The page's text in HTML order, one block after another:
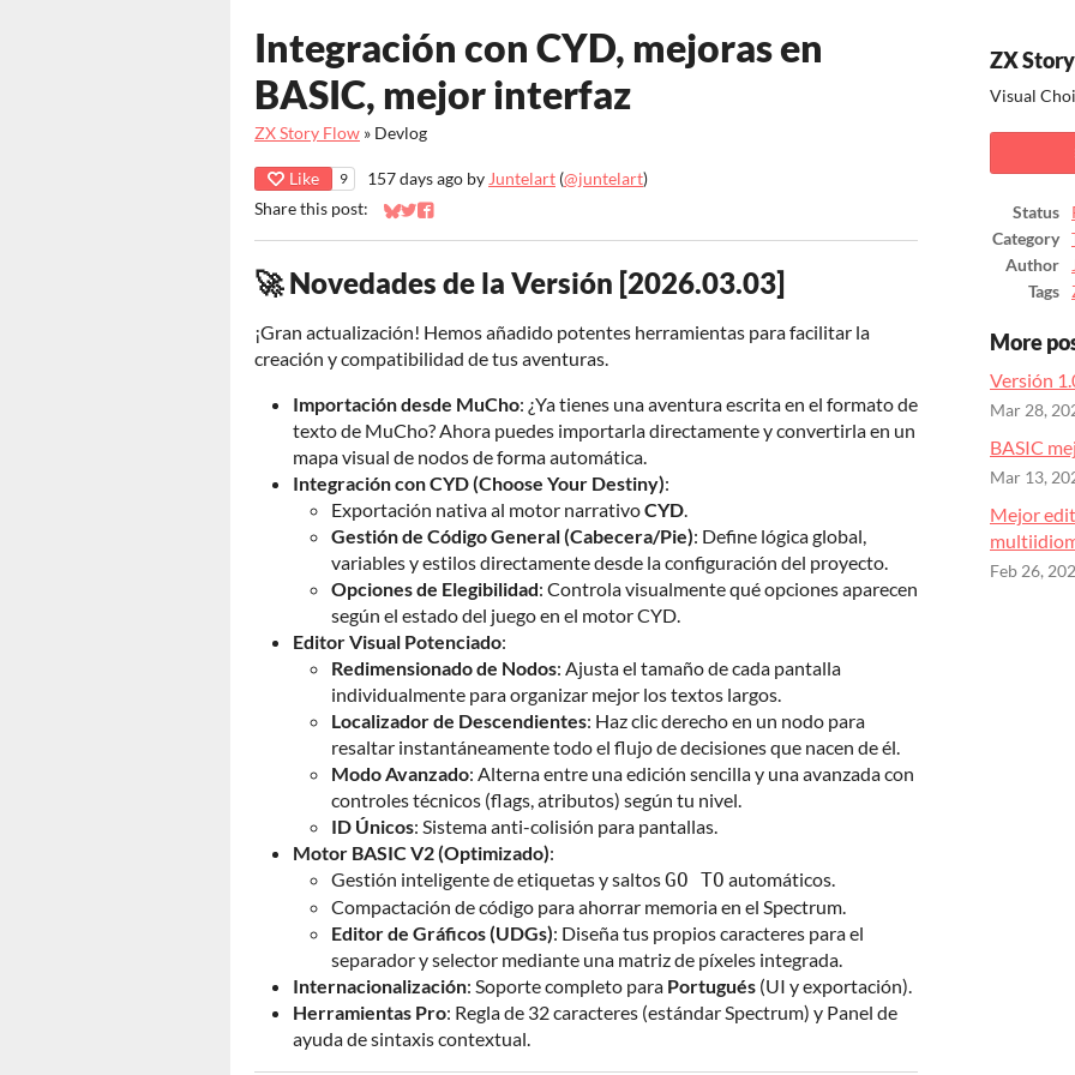
Integración con CYD, mejoras en
BASIC, mejor interfaz
ZX Story Flow » Devlog
Like 9 157 days ago by Juntelart (@juntelart)
Share this post:
Share on Bluesky
Share on Twitter
Share on Facebook
🚀 Novedades de la Versión [2026.03.03]
¡Gran actualización! Hemos añadido potentes herramientas para facilitar la
creación y compatibilidad de tus aventuras.
Importación desde MuCho: ¿Ya tienes una aventura escrita en el formato de
texto de MuCho? Ahora puedes importarla directamente y convertirla en un
mapa visual de nodos de forma automática.
Integración con CYD (Choose Your Destiny):
Exportación nativa al motor narrativoCYD.
Gestión de Código General (Cabecera/Pie): Define lógica global,
variables y estilos directamente desde la configuración del proyecto.
Opciones de Elegibilidad: Controla visualmente qué opciones aparecen
según el estado del juego en el motor CYD.
Editor Visual Potenciado:
Redimensionado de Nodos: Ajusta el tamaño de cada pantalla
individualmente para organizar mejor los textos largos.
Localizador de Descendientes: Haz clic derecho en un nodo para
resaltar instantáneamente todo el flujo de decisiones que nacen de él.
Modo Avanzado: Alterna entre una edición sencilla y una avanzada con
controles técnicos (flags, atributos) según tu nivel.
ID Únicos: Sistema anti-colisión para pantallas.
Motor BASIC V2 (Optimizado):
Gestión inteligente de etiquetas y saltosGO TO automáticos.
Compactación de código para ahorrar memoria en el Spectrum.
Editor de Gráficos (UDGs): Diseña tus propios caracteres para el
separador y selector mediante una matriz de píxeles integrada.
Internacionalización: Soporte completo para Portugués (UI y exportación).
Herramientas Pro: Regla de 32 caracteres (estándar Spectrum) y Panel de
ayuda de sintaxis contextual.
ZX
Visual
Status
Category
Author
Tags
More
Versión
Mar 28,
BASIC
Mar 13,
Mejor
Feb 26,